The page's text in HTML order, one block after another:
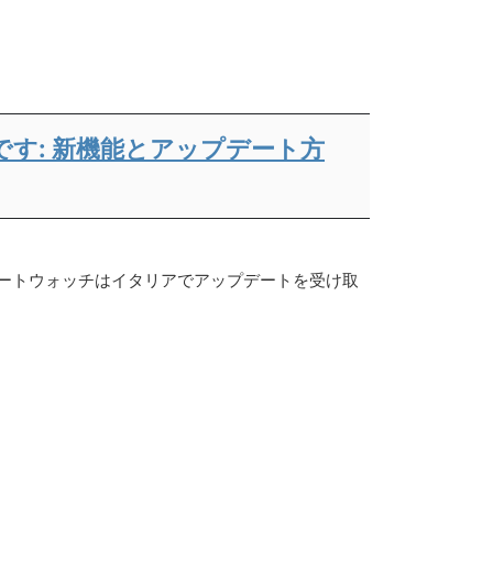
: 新機能とアップデート方
ウォッチはイタリアでアップデートを受け取